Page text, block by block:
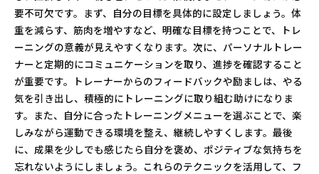
要不可欠です。まず、自分の目標を具体的に設定しましょう。体
重を減らす、筋肉を増やすなど、明確な目標を持つことで、トレ
ーニングの意義が見えやすくなります。次に、パーソナルトレー
ナーと定期的にコミュニケーションを取り、進捗を確認すること
が重要です。トレーナーからのフィードバックや励ましは、やる
気を引き出し、積極的にトレーニングに取り組む助けになりま
す。また、自分に合ったトレーニングメニューを選ぶことで、楽
しみながら運動できる環境を整え、継続しやすくします。最後
に、成果を少しでも感じたら自分を褒め、ポジティブな気持ちを
忘れないようにしましょう。これらのテクニックを活用して、フ